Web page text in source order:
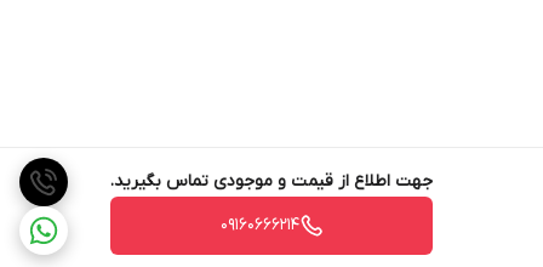
جهت اطلاع از قیمت و موجودی تماس بگیرید.
09160666214